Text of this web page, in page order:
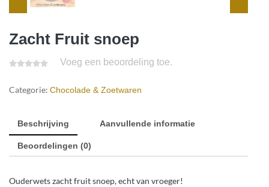
Zacht Fruit snoep
Voeg een beoordeling toe.
Categorie: Chocolade & Zoetwaren
Beschrijving Aanvullende informatie
Beoordelingen (0)
Ouderwets zacht fruit snoep, echt van vroeger!